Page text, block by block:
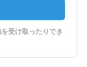
受け取ったりでき